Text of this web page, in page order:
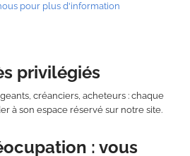
pour plus d'information
privilégiés
créanciers, acheteurs : chaque
à son espace réservé sur notre site.
: vous